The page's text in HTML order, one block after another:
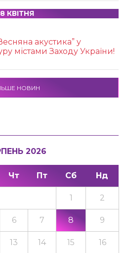
КВІТНЯ
акустика” у
містами Заходу України!
НОВИН
2026
Чт Пт Сб Нд
1 2
6 7 8 9
13 14 15 16